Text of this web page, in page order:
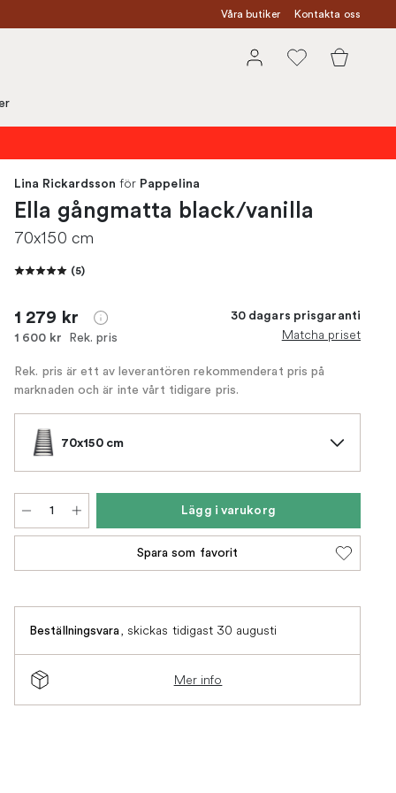
Våra butiker Kontakta oss
Lina Rickardsson för Pappelina
Ella gångmatta black/vanilla
70x150 cm
(5)
1 279 kr
1 600 kr Rek. pris
30 dagars prisgaranti
Matcha priset
Rek. pris är ett av leverantören rekommenderat pris på
marknaden och är inte vårt tidigare pris.
70x150 cm
Lägg i varukorg
Spara som favorit
Beställningsvara, skickas tidigast 30 augusti
Mer info